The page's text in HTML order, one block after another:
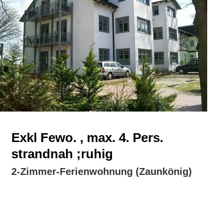
Exkl Fewo. , max. 4. Pers.
strandnah ;ruhig
2-Zimmer-Ferienwohnung (Zaunkönig)